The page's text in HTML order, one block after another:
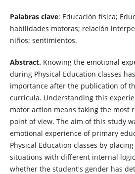
Palabras clave: Educación física;
habilidades motoras; relación
niños; sentimientos.
Abstract. Knowing the emotional
during Physical Education classes
importance after the publication of
curricula. Understanding this
motor action means taking the most
point of view. The aim of this study
emotional experience of primary
Physical Education classes by
situations with different internal
whether the student's gender has